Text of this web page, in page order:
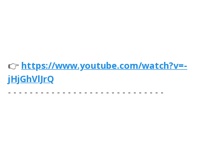
👉 https://www.youtube.com/watch?v=-
jHjGhVlJrQ
- - - - - - - - - - - - - - - - - - - - - - - - - - - - -